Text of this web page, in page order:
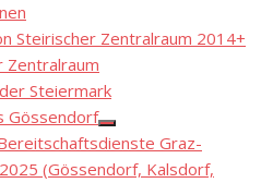
Steirischer Zentralraum 2014+
Zentralraum
Steiermark
Gössendorf
Show
sub
menu
Graz-
(Gössendorf, Kalsdorf,